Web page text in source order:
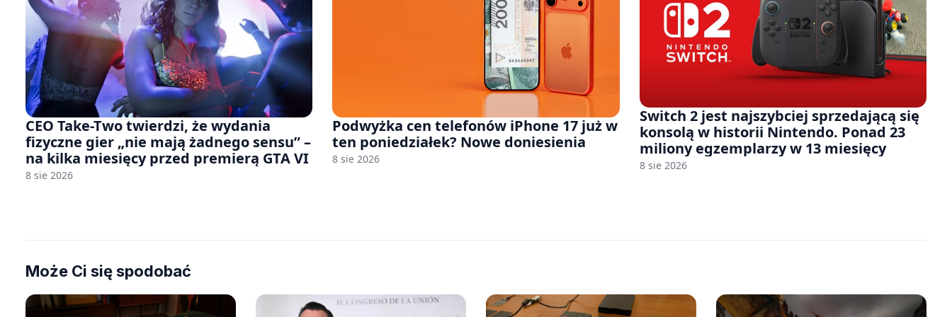
CEO Take-Two twierdzi, że wydania
fizyczne gier „nie mają żadnego sensu” –
na kilka miesięcy przed premierą GTA VI
8 sie 2026
Podwyżka cen telefonów iPhone 17 już w
ten poniedziałek? Nowe doniesienia
8 sie 2026
Switch 2 jest najszybciej sprzedającą się
konsolą w historii Nintendo. Ponad 23
miliony egzemplarzy w 13 miesięcy
8 sie 2026
Może Ci się spodobać